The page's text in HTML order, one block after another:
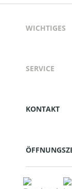
WICHTIGES
SERVICE
KONTAKT